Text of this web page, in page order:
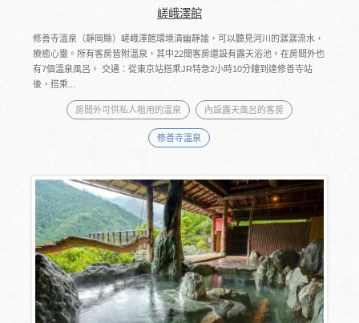
嵯峨澤館
修善寺溫泉（靜岡縣）嵯峨澤館環境清幽靜謐，可以聽見河川的潺潺流水，
療癒心靈。所有客房皆附溫泉，其中22間客房還設有露天浴池。在房間外也
有7個溫泉風呂。 交通：從東京站搭乘JR特急2小時10分鐘到達修善寺站
後，搭乘...
房間外可供私人租用的溫泉 內設露天風呂的客房
修善寺溫泉